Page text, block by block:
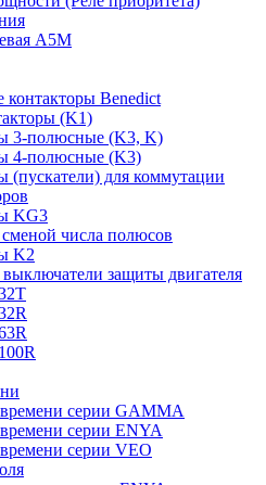
А5М
Benedict
(K1)
3-полюсные (K3, K)
4-полюсные (K3)
(пускатели) для коммутации
KG3
числа полюсов
K2
защиты двигателя
серии GAMMA
серии ENYA
серии VEO